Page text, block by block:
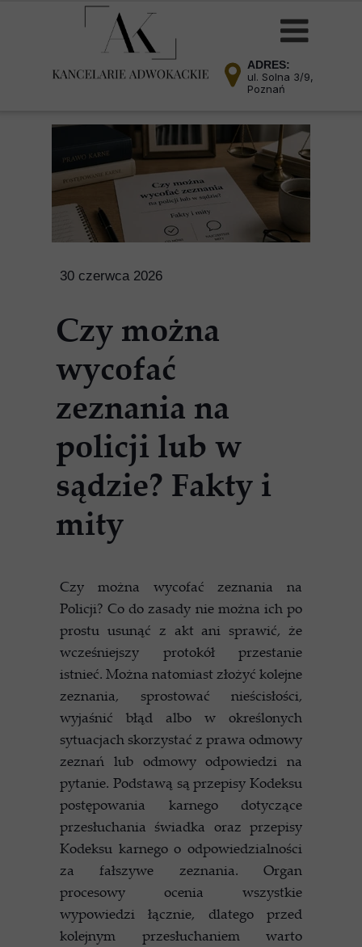
ADRES:
ul. Solna 3/9,
Poznań
Czy można wycofać zeznania na
Policji? Co do zasady nie można ich po
prostu usunąć z akt ani sprawić, że
wcześniejszy protokół przestanie
istnieć. Można natomiast złożyć kolejne
zeznania, sprostować nieścisłości,
wyjaśnić błąd albo w określonych
sytuacjach skorzystać z prawa odmowy
zeznań lub odmowy odpowiedzi na
pytanie. Podstawą są przepisy Kodeksu
postępowania karnego dotyczące
przesłuchania świadka oraz przepisy
Kodeksu karnego o odpowiedzialności
za fałszywe zeznania. Organ
procesowy ocenia wszystkie
wypowiedzi łącznie, dlatego przed
kolejnym przesłuchaniem warto
Czy można
wycofać
zeznania na
policji lub w
sądzie? Fakty i
mity
30 czerwca 2026